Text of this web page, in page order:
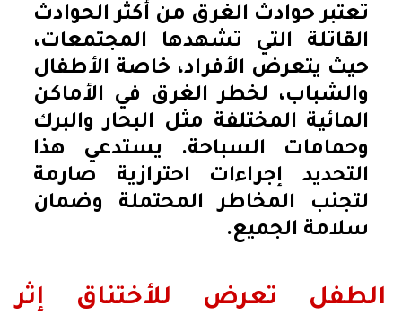
تعتبر حوادث الغرق من أكثر الحوادث
القاتلة التي تشهدها المجتمعات،
حيث يتعرض الأفراد، خاصة الأطفال
والشباب، لخطر الغرق في الأماكن
المائية المختلفة مثل البحار والبرك
وحمامات السباحة. يستدعي هذا
التحديد إجراءات احترازية صارمة
لتجنب المخاطر المحتملة وضمان
سلامة الجميع.
الطفل تعرض للأختناق إثر